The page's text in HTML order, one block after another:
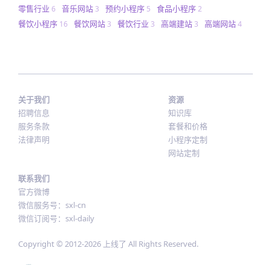
零售行业 6 音乐网站 3 预约小程序 5 食品小程序2
餐饮小程序 16 餐饮网站 3 餐饮行业 3 高端建站 3 高端网站4
关于我们
招聘信息
服务条款
法律声明
资源
知识库
套餐和价格
小程序定制
网站定制
联系我们
官方微博
微信服务号：sxl-cn
微信订阅号：sxl-daily
Copyright © 2012-2026 上线了 All Rights Reserved.